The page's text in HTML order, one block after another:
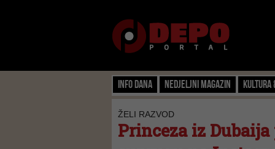
Info dana Nedjeljni magazin Kultura
ŽELI RAZVOD
Princeza iz